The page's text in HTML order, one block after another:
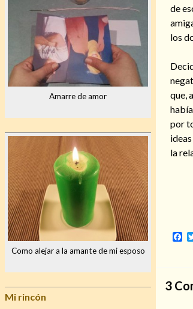
Amarre de amor
Como alejar a la amante de mi esposo
Mi rincón
de
los
que,
por
la
3